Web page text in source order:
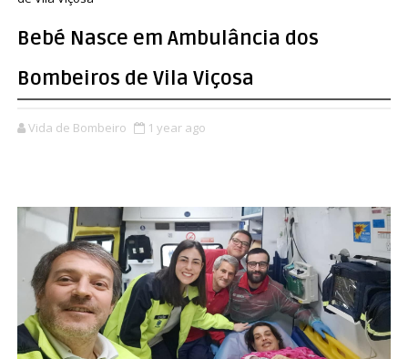
Bebé Nasce em Ambulância dos
Bombeiros de Vila Viçosa
Vida de Bombeiro 1 year ago